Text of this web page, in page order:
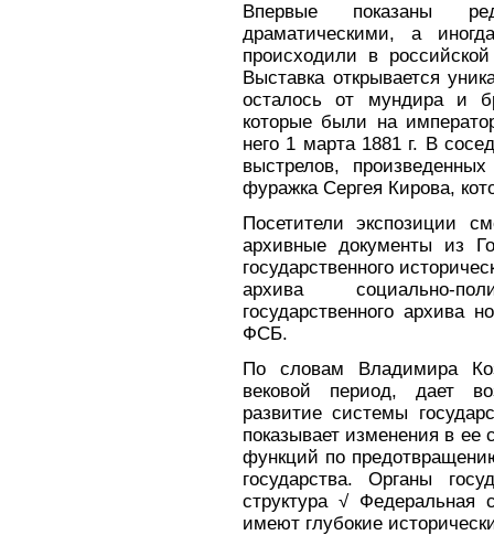
Впервые показаны
драматическими, а
происходили в
Выставка открывается
осталось от мундира и
которые были на
него 1 марта 1881 г. В
выстрелов,
фуражка Сергея Кирова,
Посетители экспозиции
архивные документы из
государственного
архива социально-
государственного архива
ФСБ.
По словам Владимира
вековой период, дает
развитие системы
показывает изменения в ее
функций по
государства. Органы
структура √
имеют глубокие